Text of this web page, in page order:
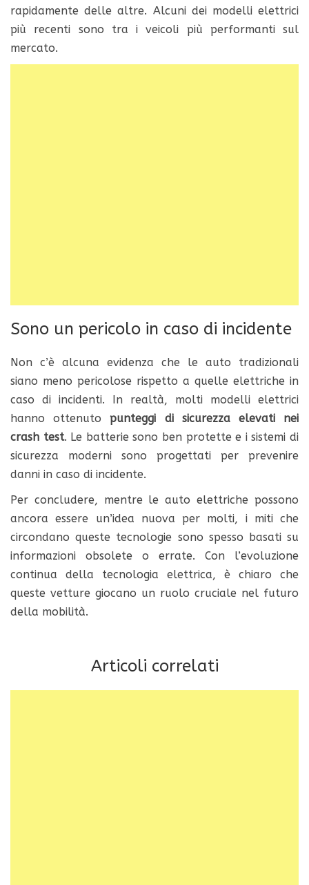
rapidamente delle altre. Alcuni dei modelli elettrici
più recenti sono tra i veicoli più performanti sul
mercato.
Sono un pericolo in caso di incidente
Non c’è alcuna evidenza che le auto tradizionali
siano meno pericolose rispetto a quelle elettriche in
caso di incidenti. In realtà, molti modelli elettrici
hanno ottenutopunteggi di sicurezza elevati nei
crash test. Le batterie sono ben protette e i sistemi di
sicurezza moderni sono progettati per prevenire
danni in caso di incidente.
Per concludere, mentre le auto elettriche possono
ancora essere un’idea nuova per molti, i miti che
circondano queste tecnologie sono spesso basati su
informazioni obsolete o errate. Con l’evoluzione
continua della tecnologia elettrica, è chiaro che
queste vetture giocano un ruolo cruciale nel futuro
della mobilità.
Articoli correlati